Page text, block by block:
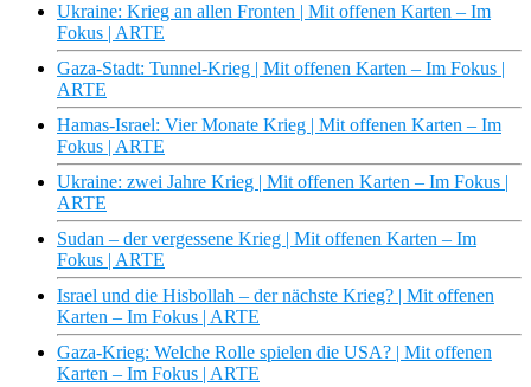
Ukraine: Krieg an allen Fronten | Mit offenen Karten – Im
Fokus | ARTE
Gaza-Stadt: Tunnel-Krieg | Mit offenen Karten – Im Fokus |
ARTE
Hamas-Israel: Vier Monate Krieg | Mit offenen Karten – Im
Fokus | ARTE
Ukraine: zwei Jahre Krieg | Mit offenen Karten – Im Fokus |
ARTE
Sudan – der vergessene Krieg | Mit offenen Karten – Im
Fokus | ARTE
Israel und die Hisbollah – der nächste Krieg? | Mit offenen
Karten – Im Fokus | ARTE
Gaza-Krieg: Welche Rolle spielen die USA? | Mit offenen
Karten – Im Fokus | ARTE